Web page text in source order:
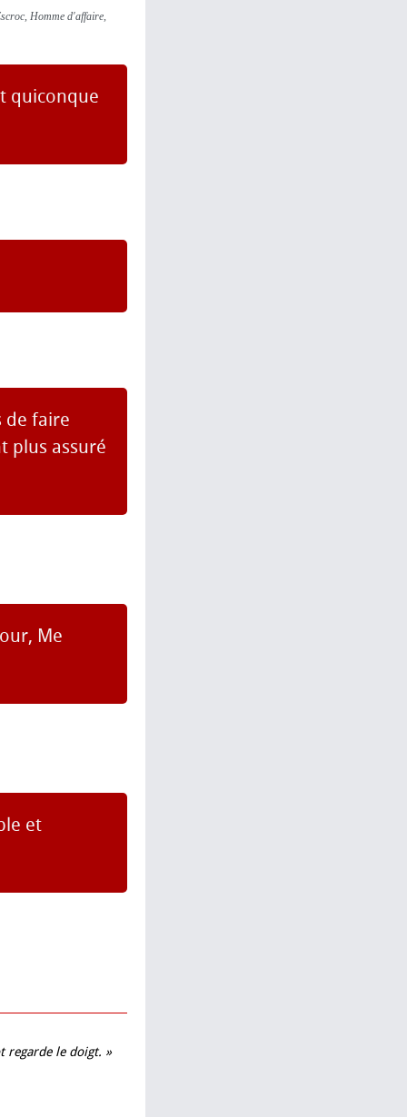
Homme d'affaire,
quiconque
de faire
plus assuré
Me
et
regarde le doigt. »